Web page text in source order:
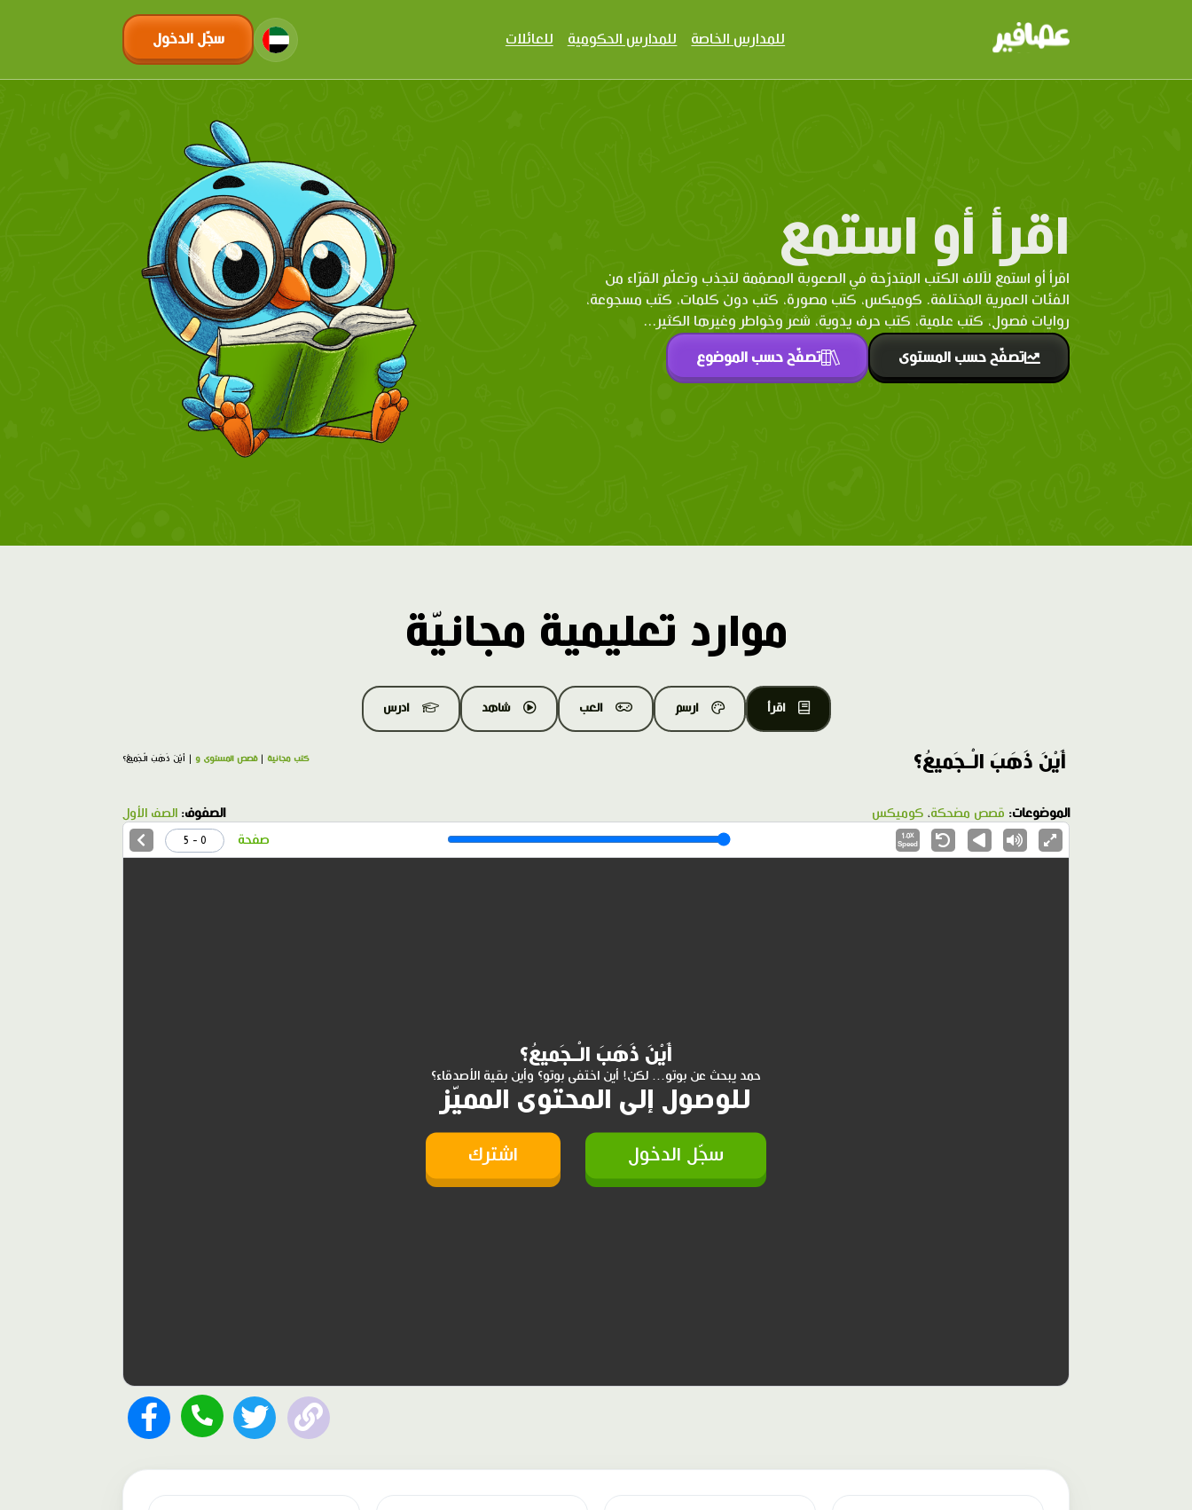
للمدارس الخاصة للمدارس الحكومية للعائلات سجّل الدخول
اقرأ أو استمع
اقرأ أو استمع لآلاف الكتب المتدرّحة في الصعوبة المصمّمة لتجذب وتعلّم القرّاء من
الفئات العمرية المختلفة. كوميكس، كتب مصورة، كتب دون كلمات، كتب مسجوعة،
روايات فصول، كتب علمية، كتب حرف يدوية، شعر وخواطر وغيرها الكثير...
تصفّح حسب المستوى تصفّح حسب الموضوع
موارد تعليمية مجانيّة
اقرأ ارسم العب شاهد ادرس
أَيْنَ ذَهَبَ الْـجَميعُ؟ كتب مجانية |قصص المستوى و | أَيْنَ ذَهَبَ الْـجَميعُ؟
الموضوعات: قصص مضحكة، كوميكس الصفوف: الصف الأول
1.0X
Speed
صفحة 0 - 5
أَيْنَ ذَهَبَ الْـجَميعُ؟
حمد يبحث عن بوتو... لكن! أين اختفى بوتو؟ وأين بقية الأصدقاء؟
للوصول إلى المحتوى المميّز
سجّل الدخول اشترك